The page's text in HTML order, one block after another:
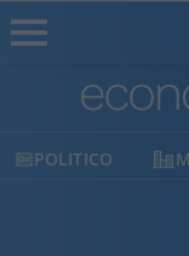
MILANO